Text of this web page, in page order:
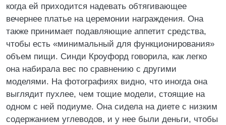
когда ей приходится надевать обтягивающее
вечернее платье на церемонии награждения. Она
также принимает подавляющие аппетит средства,
чтобы есть «минимальный для функционирования»
объем пищи. Синди Кроуфорд говорила, как легко
она набирала вес по сравнению с другими
моделями. На фотографиях видно, что иногда она
выглядит пухлее, чем тощие модели, стоящие на
одном с ней подиуме. Она сидела на диете с низким
содержанием углеводов, и у нее были деньги, чтобы